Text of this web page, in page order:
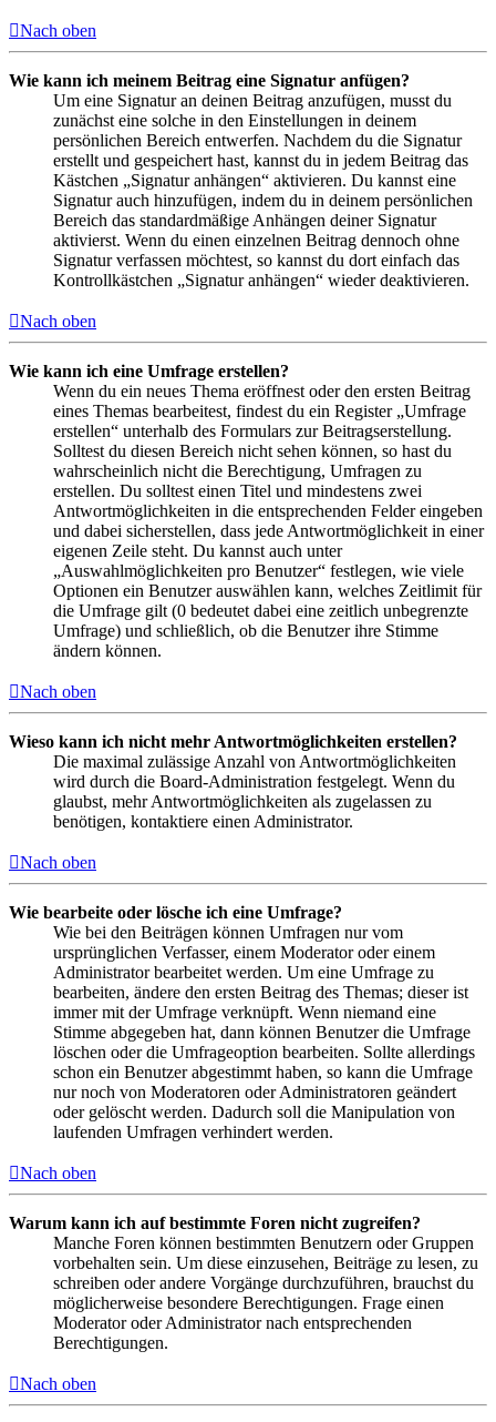
Nach oben
Wie kann ich meinem Beitrag eine Signatur anfügen?
Um eine Signatur an deinen Beitrag anzufügen, musst du
zunächst eine solche in den Einstellungen in deinem
persönlichen Bereich entwerfen. Nachdem du die Signatur
erstellt und gespeichert hast, kannst du in jedem Beitrag das
Kästchen „Signatur anhängen“ aktivieren. Du kannst eine
Signatur auch hinzufügen, indem du in deinem persönlichen
Bereich das standardmäßige Anhängen deiner Signatur
aktivierst. Wenn du einen einzelnen Beitrag dennoch ohne
Signatur verfassen möchtest, so kannst du dort einfach das
Kontrollkästchen „Signatur anhängen“ wieder deaktivieren.
Nach oben
Wie kann ich eine Umfrage erstellen?
Wenn du ein neues Thema eröffnest oder den ersten Beitrag
eines Themas bearbeitest, findest du ein Register „Umfrage
erstellen“ unterhalb des Formulars zur Beitragserstellung.
Solltest du diesen Bereich nicht sehen können, so hast du
wahrscheinlich nicht die Berechtigung, Umfragen zu
erstellen. Du solltest einen Titel und mindestens zwei
Antwortmöglichkeiten in die entsprechenden Felder eingeben
und dabei sicherstellen, dass jede Antwortmöglichkeit in einer
eigenen Zeile steht. Du kannst auch unter
„Auswahlmöglichkeiten pro Benutzer“ festlegen, wie viele
Optionen ein Benutzer auswählen kann, welches Zeitlimit für
die Umfrage gilt (0 bedeutet dabei eine zeitlich unbegrenzte
Umfrage) und schließlich, ob die Benutzer ihre Stimme
ändern können.
Nach oben
Wieso kann ich nicht mehr Antwortmöglichkeiten erstellen?
Die maximal zulässige Anzahl von Antwortmöglichkeiten
wird durch die Board-Administration festgelegt. Wenn du
glaubst, mehr Antwortmöglichkeiten als zugelassen zu
benötigen, kontaktiere einen Administrator.
Nach oben
Wie bearbeite oder lösche ich eine Umfrage?
Wie bei den Beiträgen können Umfragen nur vom
ursprünglichen Verfasser, einem Moderator oder einem
Administrator bearbeitet werden. Um eine Umfrage zu
bearbeiten, ändere den ersten Beitrag des Themas; dieser ist
immer mit der Umfrage verknüpft. Wenn niemand eine
Stimme abgegeben hat, dann können Benutzer die Umfrage
löschen oder die Umfrageoption bearbeiten. Sollte allerdings
schon ein Benutzer abgestimmt haben, so kann die Umfrage
nur noch von Moderatoren oder Administratoren geändert
oder gelöscht werden. Dadurch soll die Manipulation von
laufenden Umfragen verhindert werden.
Nach oben
Warum kann ich auf bestimmte Foren nicht zugreifen?
Manche Foren können bestimmten Benutzern oder Gruppen
vorbehalten sein. Um diese einzusehen, Beiträge zu lesen, zu
schreiben oder andere Vorgänge durchzuführen, brauchst du
möglicherweise besondere Berechtigungen. Frage einen
Moderator oder Administrator nach entsprechenden
Berechtigungen.
Nach oben